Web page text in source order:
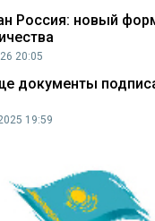
Россия: новый
20:05
документы
19:59